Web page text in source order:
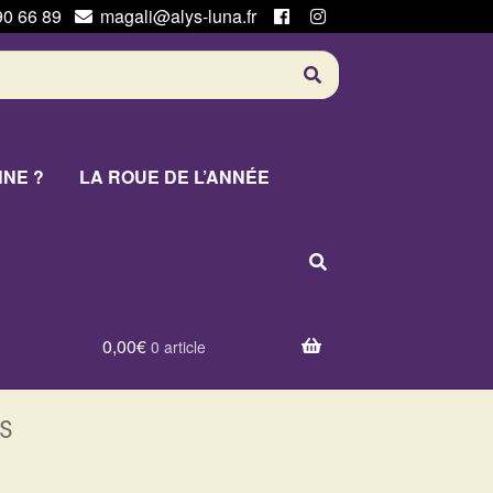
66 89
magali@alys-luna.fr
? LA ROUE DE L’ANNÉE
0,00€ 0 article